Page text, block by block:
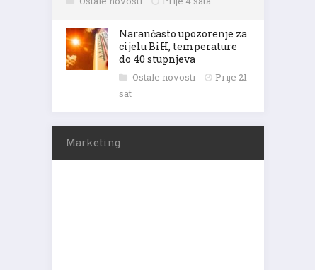
Narančasto upozorenje za
cijelu BiH, temperature
do 40 stupnjeva
Ostale novosti
Prije 21
sat
Marketing